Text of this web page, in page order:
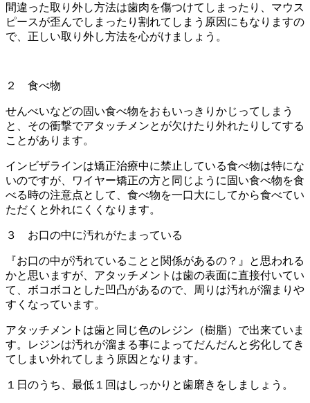
間違った取り外し方法は歯肉を傷つけてしまったり、マウス
ピースが歪んでしまったり割れてしまう原因にもなりますの
で、正しい取り外し方法を心がけましょう。
２ 食べ物
せんべいなどの固い食べ物をおもいっきりかじってしまう
と、その衝撃でアタッチメンとが欠けたり外れたりしてする
ことがあります。
インビザラインは矯正治療中に禁止している食べ物は特にな
いのですが、ワイヤー矯正の方と同じように固い食べ物を食
べる時の注意点として、食べ物を一口大にしてから食べてい
ただくと外れにくくなります。
３ お口の中に汚れがたまっている
『お口の中が汚れていることと関係があるの？』と思われる
かと思いますが、アタッチメントは歯の表面に直接付いてい
て、ボコボコとした凹凸があるので、周りは汚れが溜まりや
すくなっています。
アタッチメントは歯と同じ色のレジン（樹脂）で出来ていま
す。レジンは汚れが溜まる事によってだんだんと劣化してき
てしまい外れてしまう原因となります。
１日のうち、最低１回はしっかりと歯磨きをしましょう。